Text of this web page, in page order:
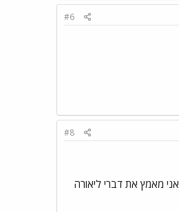
#6
#8
מאמץ את דברי ליאורה